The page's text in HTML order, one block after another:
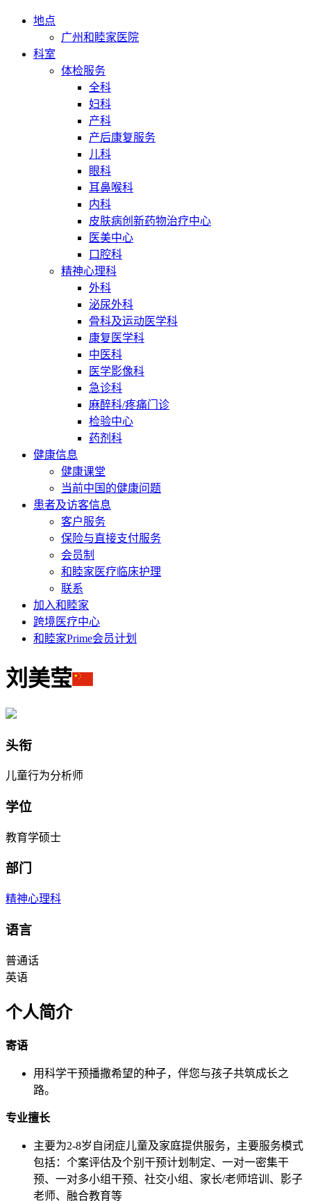
地点
广州和睦家医院
科室
体检服务
全科
妇科
产科
产后康复服务
儿科
眼科
耳鼻喉科
内科
皮肤病创新药物治疗中心
医美中心
口腔科
精神心理科
外科
泌尿外科
骨科及运动医学科
康复医学科
中医科
医学影像科
急诊科
麻醉科/疼痛门诊
检验中心
药剂科
健康信息
健康课堂
当前中国的健康问题
患者及访客信息
客户服务
保险与直接支付服务
会员制
和睦家医疗临床护理
联系
加入和睦家
跨境医疗中心
和睦家Prime会员计划
刘美莹
头衔
儿童行为分析师
学位
教育学硕士
部门
精神心理科
语言
普通话
英语
个人简介
寄语
用科学干预播撒希望的种子，伴您与孩子共筑成长之
路。
专业擅长
主要为2-8岁自闭症儿童及家庭提供服务，主要服务模式
包括：个案评估及个别干预计划制定、一对一密集干
预、一对多小组干预、社交小组、家长/老师培训、影子
老师、融合教育等